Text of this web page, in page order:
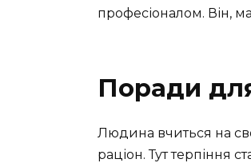
професіоналом. Він,
Поради
Людина вчиться на
раціон. Тут терпіння